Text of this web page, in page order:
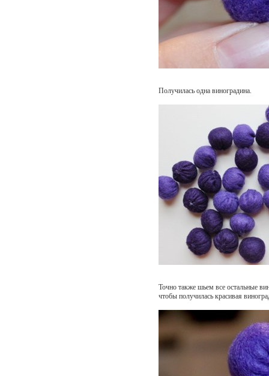
Получилась одна виноградина.
Точно также шьем все остальные
чтобы получилась красивая